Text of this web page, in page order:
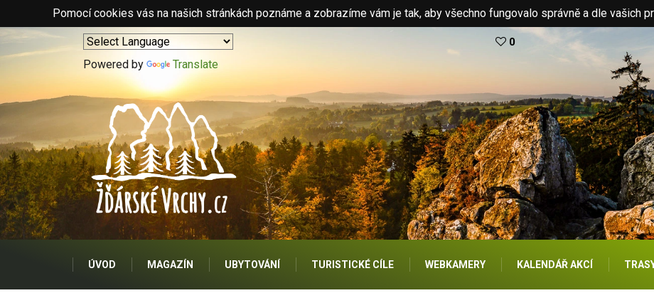
Pomocí cookies vás na našich stránkách poznáme a zobrazíme vám je tak, aby všechno fungovalo správně a dle vašich
Powered by Translate
0
ÚVOD MAGAZÍN UBYTOVÁNÍ TURISTICKÉ CÍLE WEBKAMERY KALENDÁŘ AKCÍ